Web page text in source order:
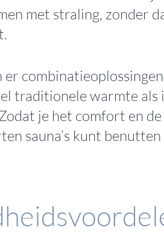
met straling, zonder
er
traditionele warmte als
je het comfort en
sauna’s kunt benutten